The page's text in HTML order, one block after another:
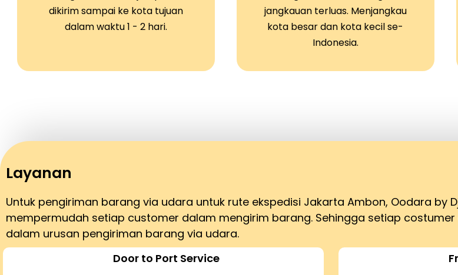
dikirim sampai ke kota tujuan
dalam waktu 1 - 2 hari.
jangkauan terluas. Menjangkau
kota besar dan kota kecil se-
Indonesia.
Layanan
Untuk pengiriman barang via udara untuk rute ekspedisi Jakarta Ambon, Oodara by
mempermudah setiap customer dalam mengirim barang. Sehingga setiap
dalam urusan pengiriman barang via udara.
Door to Port Service